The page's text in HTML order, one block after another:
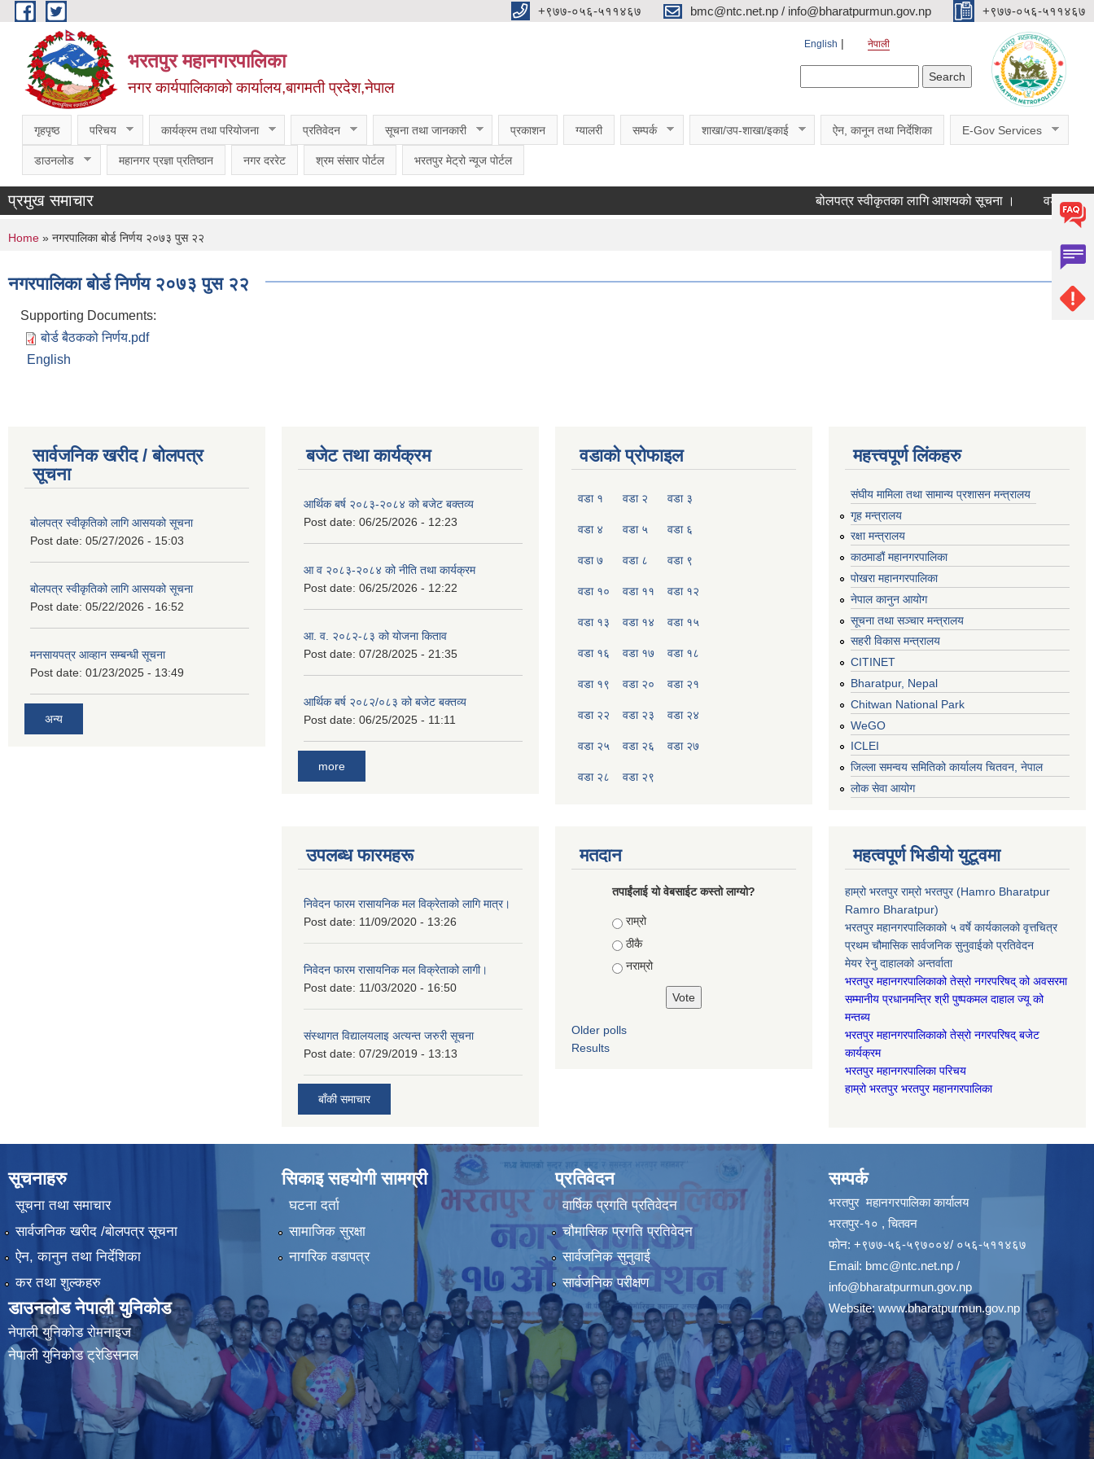
Skip to main content ‌‌+९७७-०५६-५११४६७ bmc@ntc.net.np / info@bharatpurmun.gov.np ‌‌+९७७-०५६-५११४६७
भरतपुर महानगरपालिका
नगर कार्यपालिकाको कार्यालय,बागमती प्रदेश,नेपाल
English नेपाली
गृहपृष्ठ परिचय कार्यक्रम तथा परियोजना प्रतिवेदन सूचना तथा जानकारी प्रकाशन ग्यालरी सम्पर्क शाखा/उप-शाखा/इकाई ऐन, कानून तथा निर्देशिका E-Gov Services
डाउनलोड महानगर प्रज्ञा प्रतिष्ठान नगर दररेट श्रम संसार पोर्टल भरतपुर मेट्रो न्यूज पोर्टल
प्रमुख समाचार बोलपत्र स्वीकृतका लागि आशयको सूचना । वडागत छलफल
You are here
Home » नगरपालिका बोर्ड निर्णय २०७३ पुस २२
नगरपालिका बोर्ड निर्णय २०७३ पुस २२
Supporting Documents:
बोर्ड बैठकको निर्णय.pdf
English
सार्वजनिक खरीद / बोलपत्र
सूचना
बोलपत्र स्वीकृतिको लागि आसयको सूचना
Post date: 05/27/2026 - 15:03
बोलपत्र स्वीकृतिको लागि आसयको सूचना
Post date: 05/22/2026 - 16:52
मनसायपत्र आव्हान सम्बन्धी सूचना
Post date: 01/23/2025 - 13:49
अन्य
बजेट तथा कार्यक्रम
आर्थिक बर्ष २०८३-२०८४ को बजेट बक्तव्य
Post date: 06/25/2026 - 12:23
आ व २०८३-२०८४ को नीति तथा कार्यक्रम
Post date: 06/25/2026 - 12:22
आ. व. २०८२-८३ को योजना किताव
Post date: 07/28/2025 - 21:35
आर्थिक बर्ष २०८२/०८३ को बजेट बक्तव्य
Post date: 06/25/2025 - 11:11
more
वडाको प्रोफाइल
वडा १ वडा २ वडा ३
वडा ४ वडा ५ वडा ६
वडा ७ वडा ८ वडा ९
वडा १० वडा ११ वडा १२
वडा १३ वडा १४ वडा १५
वडा १६ वडा १७ वडा १८
वडा १९ वडा २० वडा २१
वडा २२ वडा २३ वडा २४
वडा २५ वडा २६ वडा २७
वडा २८ वडा २९
महत्त्वपूर्ण लिंकहरु
संघीय मामिला तथा सामान्य प्रशासन मन्त्रालय
गृह मन्त्रालय
रक्षा मन्त्रालय
काठमाडौं महानगरपालिका
पोखरा महानगरपालिका
नेपाल कानुन आयोग
सूचना तथा सञ्चार मन्त्रालय
सहरी विकास मन्त्रालय
CITINET
Bharatpur, Nepal
Chitwan National Park
WeGO
ICLEI
जिल्ला समन्वय समितिको कार्यालय चितवन, नेपाल
लोक सेवा आयोग
उपलब्ध फारमहरू
निवेदन फारम रासायनिक मल विक्रेताको लागि मात्र।
Post date: 11/09/2020 - 13:26
निवेदन फारम रासायनिक मल विक्रेताको लागी।
Post date: 11/03/2020 - 16:50
संस्थागत विद्यालयलाइ अत्यन्त जरुरी सूचना
Post date: 07/29/2019 - 13:13
बाँकी समाचार
मतदान
तपाईंलाई यो वेबसाईट कस्तो लाग्यो?
Choices
राम्रो
ठीकै
नराम्रो
Older polls
Results
महत्वपूर्ण भिडीयो युटूवमा
हाम्रो भरतपुर राम्रो भरतपुर (Hamro Bharatpur
Ramro Bharatpur)
भरतपुर महानगरपालिकाको ५ वर्षे कार्यकालको वृत्तचित्र
प्रथम चौमासिक सार्वजनिक सुनुवाईको प्रतिवेदन
मेयर रेनु दाहालको अन्तर्वाता
भरतपुर महानगरपालिकाको तेस्रो नगरपरिषद् को अवसरमा
सम्मानीय प्रधानमन्त्रि श्री पुष्पकमल दाहाल ज्यू को
मन्तब्य
भरतपुर महानगरपालिकाको तेस्रो नगरपरिषद् बजेट
कार्यक्रम
भरतपुर महानगरपालिका परिचय
हाम्रो भरतपुर भरतपुर महानगरपालिका
सूचनाहरु
सूचना तथा समाचार
सार्वजनिक खरीद /बोलपत्र सूचना
ऐन, कानुन तथा निर्देशिका
कर तथा शुल्कहरु
डाउनलोड नेपाली युनिकोड
नेपाली युनिकोड रोमनाइज
नेपाली युनिकोड ट्रेडिसनल
सिकाइ सहयोगी सामग्री
घटना दर्ता
सामाजिक सुरक्षा
नागरिक वडापत्र
प्रतिवेदन
वार्षिक प्रगति प्रतिवेदन
चौमासिक प्रगति प्रतिवेदन
सार्वजनिक सुनुवाई
सार्वजनिक परीक्षण
सम्पर्क
भरतपुर महानगरपालिका कार्यालय
भरतपुर-१० , चितवन
फोन: +९७७-५६-५९७००४/ ०५६-५११४६७
Email: bmc@ntc.net.np /
info@bharatpurmun.gov.np
Website: www.bharatpurmun.gov.np